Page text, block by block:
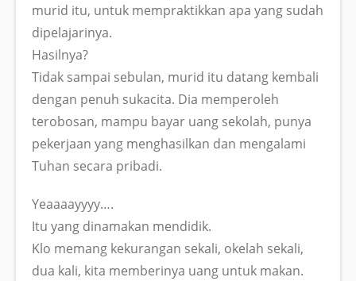
murid itu, untuk mempraktikkan apa yang sudah
dipelajarinya.
Hasilnya?
Tidak sampai sebulan, murid itu datang kembali
dengan penuh sukacita. Dia memperoleh
terobosan, mampu bayar uang sekolah, punya
pekerjaan yang menghasilkan dan mengalami
Tuhan secara pribadi.
Yeaaaayyyy….
Itu yang dinamakan mendidik.
Klo memang kekurangan sekali, okelah sekali,
dua kali, kita memberinya uang untuk makan.